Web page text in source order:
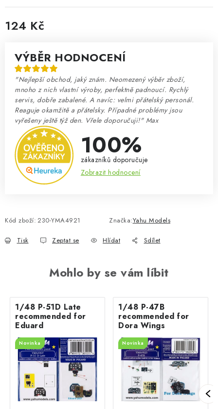
124 Kč
VÝBĚR HODNOCENÍ
"Nejlepší obchod, jaký znám. Neomezený výběr zboží,
mnoho z nich vlastní výroby, perfektně padnoucí. Rychlý
servis, dobře zabalené. A navíc: velmi přátelský personál.
Reaguje okamžitě a přátelsky. Případné problémy jsou
vyřešeny ještě týž den. Vřele doporučuji!" Max
100%
zákazníků doporučuje
Zobrazit hodnocení
Kód zboží: 230-YMA4921 Značka:Yahu Models
Tisk Zeptat se Hlídat Sdílet
Mohlo by se vám líbit
1/48 P-51D Late
recommended for
Eduard
Novinka
1/48 P-47B
recommended for
Dora Wings
Novinka